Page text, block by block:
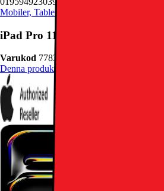
Mobiler, Tablets & Smartklockor
iPad Pro 11" M4 1TB WiFi + 5G
Varukod 778351
Denna produkt har blivit bedömd som 5 av